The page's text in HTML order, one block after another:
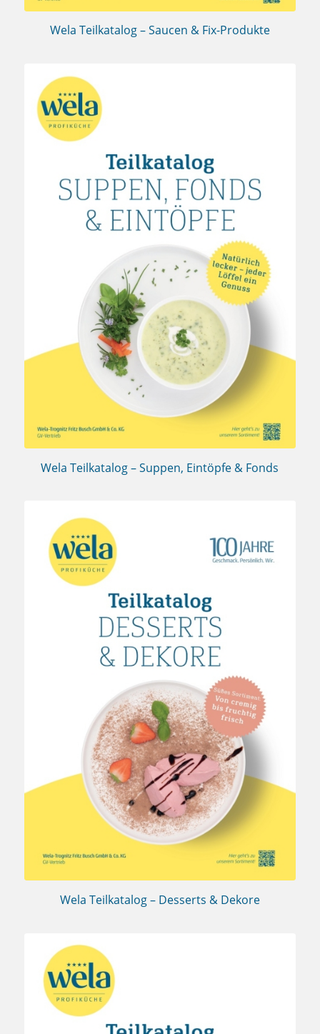
Wela Teilkatalog – Saucen & Fix-Produkte
Wela Teilkatalog – Suppen, Eintöpfe & Fonds
Wela Teilkatalog – Desserts & Dekore